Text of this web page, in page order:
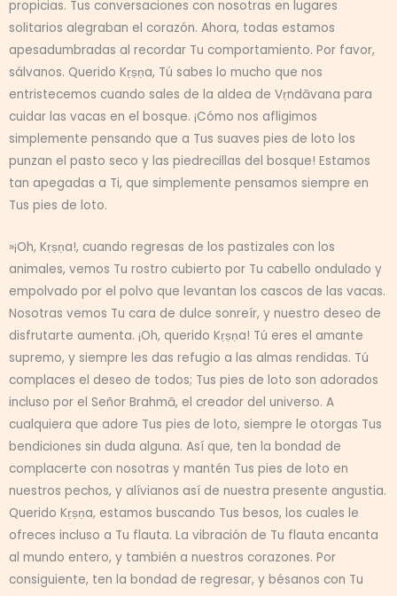
propicias. Tus conversaciones con nosotras en lugares
solitarios alegraban el corazón. Ahora, todas estamos
apesadumbradas al recordar Tu comportamiento. Por favor,
sálvanos. Querido Kṛṣṇa, Tú sabes lo mucho que nos
entristecemos cuando sales de la aldea de Vṛndāvana para
cuidar las vacas en el bosque. ¡Cómo nos afligimos
simplemente pensando que a Tus suaves pies de loto los
punzan el pasto seco y las piedrecillas del bosque! Estamos
tan apegadas a Ti, que simplemente pensamos siempre en
Tus pies de loto.
»¡Oh, Kṛṣṇa!, cuando regresas de los pastizales con los
animales, vemos Tu rostro cubierto por Tu cabello ondulado y
empolvado por el polvo que levantan los cascos de las vacas.
Nosotras vemos Tu cara de dulce sonreír, y nuestro deseo de
disfrutarte aumenta. ¡Oh, querido Kṛṣṇa! Tú eres el amante
supremo, y siempre les das refugio a las almas rendidas. Tú
complaces el deseo de todos; Tus pies de loto son adorados
incluso por el Señor Brahmā, el creador del universo. A
cualquiera que adore Tus pies de loto, siempre le otorgas Tus
bendiciones sin duda alguna. Así que, ten la bondad de
complacerte con nosotras y mantén Tus pies de loto en
nuestros pechos, y alívianos así de nuestra presente angustia.
Querido Kṛṣṇa, estamos buscando Tus besos, los cuales le
ofreces incluso a Tu flauta. La vibración de Tu flauta encanta
al mundo entero, y también a nuestros corazones. Por
consiguiente, ten la bondad de regresar, y bésanos con Tu